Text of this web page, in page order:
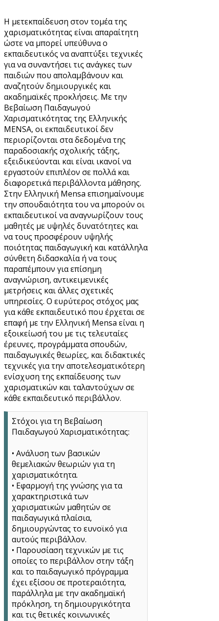
Η μετεκπαίδευση στον τομέα της
χαρισματικότητας είναι απαραίτητη
ώστε να μπορεί υπεύθυνα ο
εκπαιδευτικός να αναπτύξει τεχνικές
για να συναντήσει τις ανάγκες των
παιδιών που απολαμβάνουν και
αναζητούν δημιουργικές και
ακαδημαϊκές προκλήσεις. Με την
Βεβαίωση Παιδαγωγού
Χαρισματικότητας της Ελληνικής
MENSA, οι εκπαιδευτικοί δεν
περιορίζονται στα δεδομένα της
παραδοσιακής σχολικής τάξης,
εξειδικεύονται και είναι ικανοί να
εργαστούν επιπλέον σε πολλά και
διαφορετικά περιβάλλοντα μάθησης.
Στην Ελληνική Mensa επισημαίνουμε
την σπουδαιότητα του να μπορούν οι
εκπαιδευτικοί να αναγνωρίζουν τους
μαθητές με υψηλές δυνατότητες και
να τους προσφέρουν υψηλής
ποιότητας παιδαγωγική και κατάλληλα
σύνθετη διδασκαλία ή να τους
παραπέμπουν για επίσημη
αναγνώριση, αντικειμενικές
μετρήσεις και άλλες σχετικές
υπηρεσίες. O ευρύτερος στόχος μας
για κάθε εκπαιδευτικό που έρχεται σε
επαφή με την Ελληνική Mensa είναι η
εξοικείωσή του με τις τελευταίες
έρευνες, προγράμματα σπουδών,
παιδαγωγικές θεωρίες, και διδακτικές
τεχνικές για την αποτελεσματικότερη
ενίσχυση της εκπαίδευσης των
χαρισματικών και ταλαντούχων σε
κάθε εκπαιδευτικό περιβάλλον.
Στόχοι για τη Βεβαίωση
Παιδαγωγού Χαρισματικότητας:
• Ανάλυση των βασικών
θεμελιακών θεωριών για τη
χαρισματικότητα.
• Εφαρμογή της γνώσης για τα
χαρακτηριστικά των
χαρισματικών μαθητών σε
παιδαγωγικά πλαίσια,
δημιουργώντας το ευνοϊκό για
αυτούς περιβάλλον.
• Παρουσίαση τεχνικών με τις
οποίες το περιβάλλον στην τάξη
και το παιδαγωγικό πρόγραμμα
έχει εξίσου σε προτεραιότητα,
παράλληλα με την ακαδημαϊκή
πρόκληση, τη δημιουργικότητα
και τις θετικές κοινωνικές